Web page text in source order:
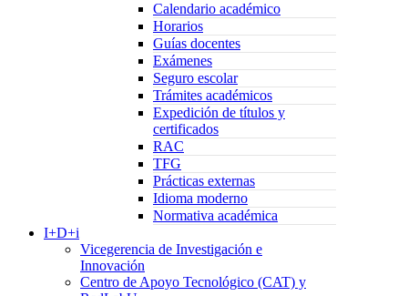
Calendario académico
Horarios
Guías docentes
Exámenes
Seguro escolar
Trámites académicos
Expedición de títulos y
certificados
RAC
TFG
Prácticas externas
Idioma moderno
Normativa académica
I+D+i
Vicegerencia de Investigación e
Innovación
Centro de Apoyo Tecnológico (CAT) y